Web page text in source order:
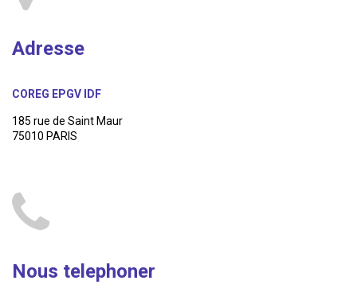
Adresse
COREG EPGV IDF
185 rue de Saint Maur
75010 PARIS
Nous telephoner